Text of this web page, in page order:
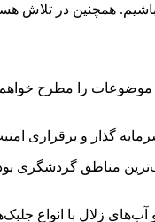
همچنین در تلاش
موضوعات را مطرح خواهم
گذار و برقراری
مناطق گردشگری
زلال با انواع